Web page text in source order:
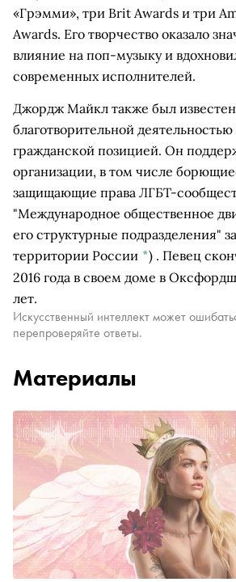
«Грэмми», три Brit Awards и три
Awards. Его творчество оказало
влияние на поп-музыку и
современных исполнителей.
Джордж Майкл также был
благотворительной
гражданской позицией. Он
организации, в том числе
защищающие права ЛГБТ-
"Международное общественное
его структурные подразделения"
территории России *) . Певец
2016 года в своем доме в
лет.
Искусственный интеллект может
перепроверяйте ответы.
Материалы